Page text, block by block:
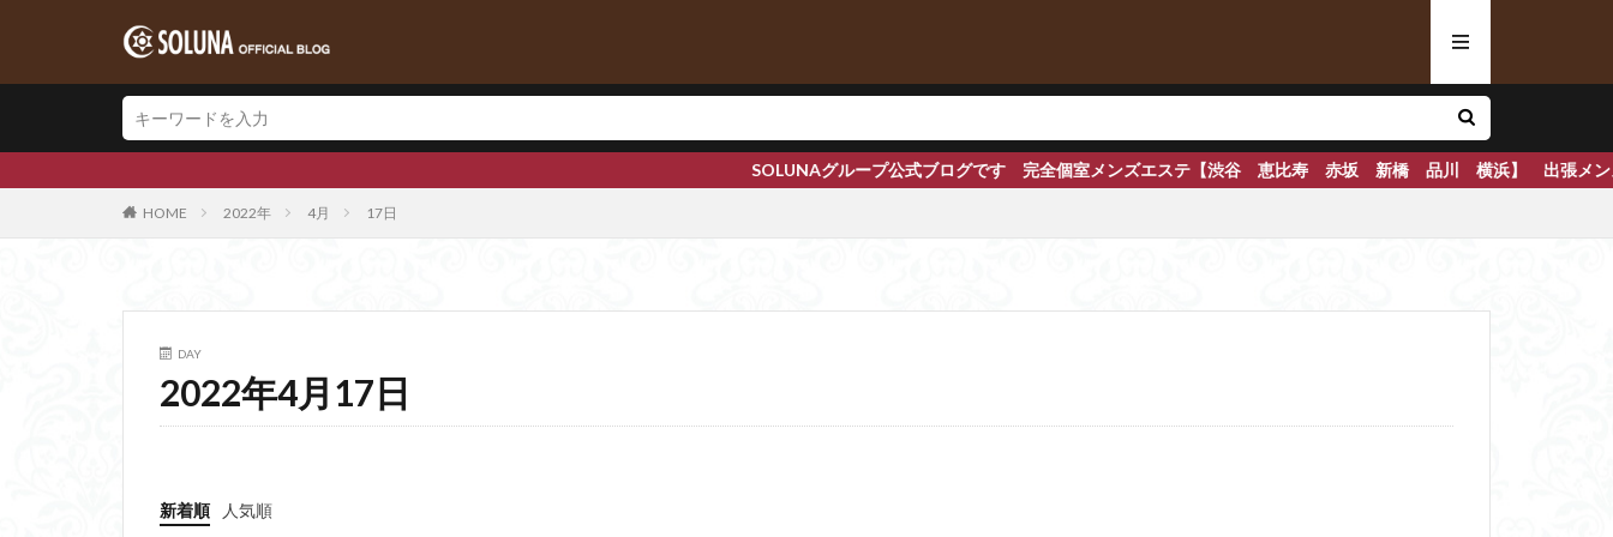
SOLUNAグループ公式ブログです 完全個室メンズエステ【渋谷 恵比寿 赤坂 新橋 品川 横浜】 出張メンズエステ【東京 横浜】
HOME 2022年 4月 17日
DAY
2022年4月17日
新着順 人気順